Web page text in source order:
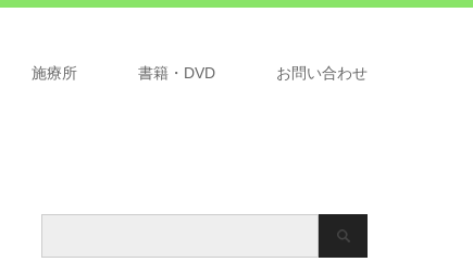
施療所 書籍・DVD お問い合わせ